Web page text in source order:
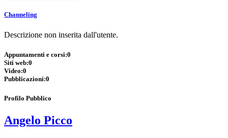
Channeling
Descrizione non inserita dall'utente.
Appuntamenti e corsi:0
Siti web:0
Video:0
Pubblicazioni:0
Profilo Pubblico
Angelo Picco